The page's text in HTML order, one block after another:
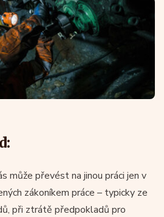
může převést na jinou práci jen v
zákoníkem práce – typicky ze
při ztrátě předpokladů pro